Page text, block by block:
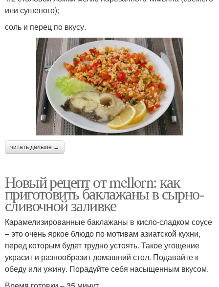
или сушеного);
соль и перец по вкусу.
читать дальше →
Новый рецепт от mellorn: как
приготовить баклажаны в сырно-
сливочной заливке
Карамелизированные баклажаны в кисло-сладком соусе
– это очень яркое блюдо по мотивам азиатской кухни,
перед которым будет трудно устоять. Такое угощение
украсит и разнообразит домашний стол. Подавайте к
обеду или ужину. Порадуйте себя насыщенным вкусом.